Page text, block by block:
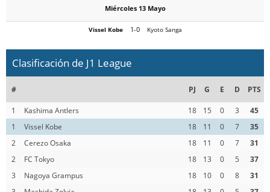
Miércoles 13 Mayo
Vissel Kobe 1-0 Kyoto Sanga
Clasificación de J1 League
# PJ G E D PTS
1 Kashima Antlers 18 15 0 3
45
1
Vissel Kobe 18 11 0 7
35
2
Cerezo Osaka 18 11 0 7
31
2
FC Tokyo 18 13 0 5
37
3
Nagoya Grampus 18 10 0 8
31